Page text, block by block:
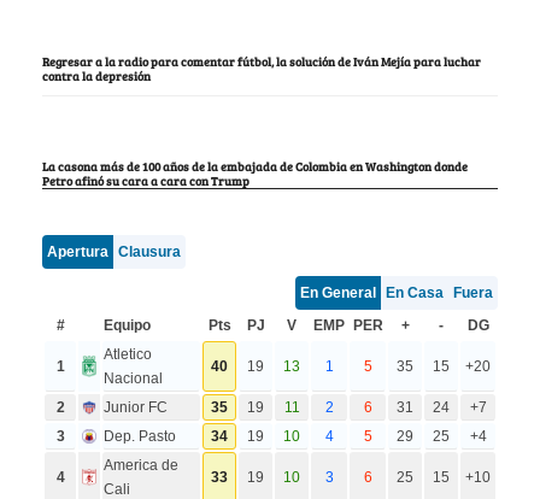
Regresar a la radio para comentar fútbol, la solución de Iván Mejía para luchar
contra la depresión
La casona más de 100 años de la embajada de Colombia en Washington donde
Petro afinó su cara a cara con Trump
Apertura Clausura
En General En Casa
Fuera
#
Equipo Pts PJ V EMP PER + - DG
1
Atletico
Nacional
40 19 13 1 5 35 15 +20
2 Junior FC 35 19 11 2 6 31 24
+7
3
Dep. Pasto 34 19 10 4 5 29 25 +4
4
America de
Cali
33 19 10 3 6 25 15 +10